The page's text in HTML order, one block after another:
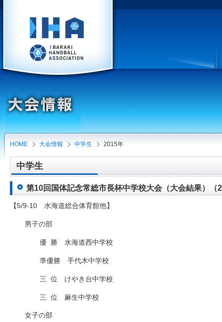
HOME 大会情報 中学生 2015年
中学生
第10回国体記念常総市長杯中学校大会（大会結果）（
【5/9-10 水海道総合体育館他】
男子の部
優 勝 水海道西中学校
準優勝 手代木中学校
三 位 けやき台中学校
三 位 麻生中学校
女子の部